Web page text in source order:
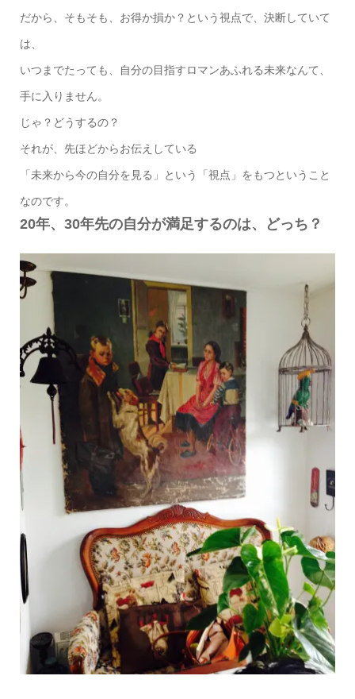
だから、そもそも、お得か損か？という視点で、決断していて
は、
いつまでたっても、自分の目指すロマンあふれる未来なんて、
手に入りません。
じゃ？どうするの？
それが、先ほどからお伝えしている
「未来から今の自分を見る」という「視点」をもつということ
なのです。
20年、30年先の自分が満足するのは、どっち？